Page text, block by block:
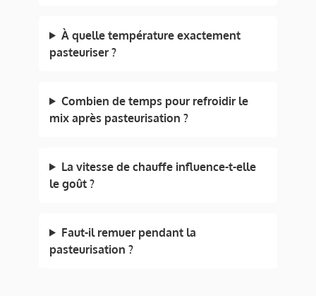
À quelle température exactement
pasteuriser ?
Combien de temps pour refroidir le
mix après pasteurisation ?
La vitesse de chauffe influence-t-elle
le goût ?
Faut-il remuer pendant la
pasteurisation ?